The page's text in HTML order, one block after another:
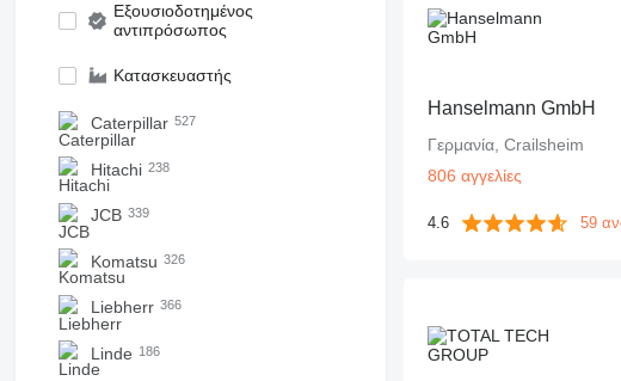
Εξουσιοδοτημένος
αντιπρόσωπος
Κατασκευαστής
Caterpillar 527
Hitachi 238
JCB 339
Komatsu 326
Liebherr 366
Linde 186
Hanselmann GmbH
Γερμανία, Crailsheim
806 αγγελίες
4.6